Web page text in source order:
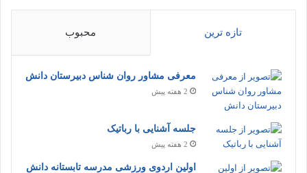
تازه ترین محبوب
معرفی مشاور روان شناس دبیرستان دانش
2 هفته پیش
جلسه آشنایی با رباتیک
2 هفته پیش
اولین اردوی ورزشی مدرسه تابستانه دانش